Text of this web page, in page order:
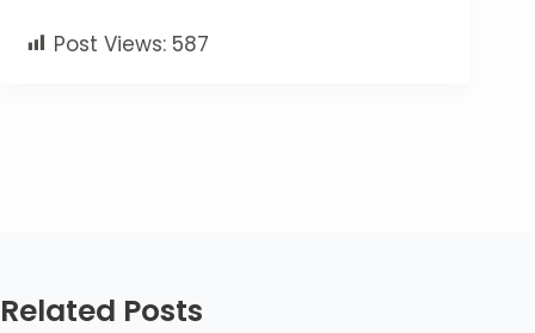
Post Views: 587
Related Posts